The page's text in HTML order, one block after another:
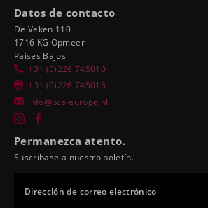
Datos de contacto
De Veken 110
1716 KG Opmeer
Países Bajos
+31 (0)226 745010
+31 (0)226 745015
info@bcs-europe.nl
Permanezca atento.
Suscríbase a nuestro boletín.
Dirección de correo electrónico